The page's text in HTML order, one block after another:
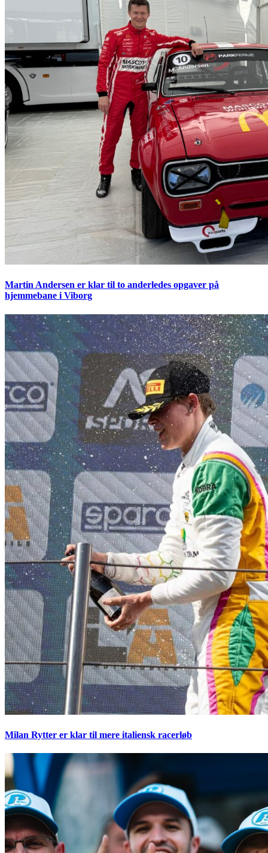
Martin Andersen er klar til to anderledes opgaver på
hjemmebane i Viborg
Milan Rytter er klar til mere italiensk racerløb